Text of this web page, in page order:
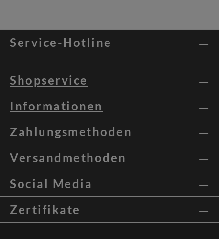
Service-Hotline
Shopservice
Informationen
Zahlungsmethoden
Versandmethoden
Social Media
Zertifikate